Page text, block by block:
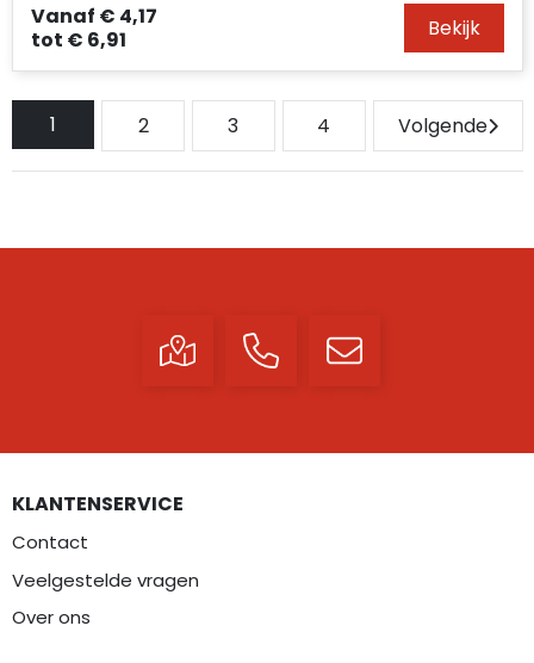
Vanaf € 4,17
tot € 6,91 Bekijk
1 2 3 4 Volgende
KLANTENSERVICE
Contact
Veelgestelde vragen
Over ons